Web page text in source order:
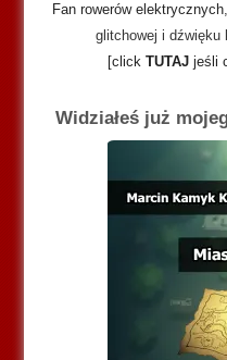
Fan rowerów elektrycznych
glitchowej i dźwięku
[clickTUTAJ jeśli
Widziałeś już